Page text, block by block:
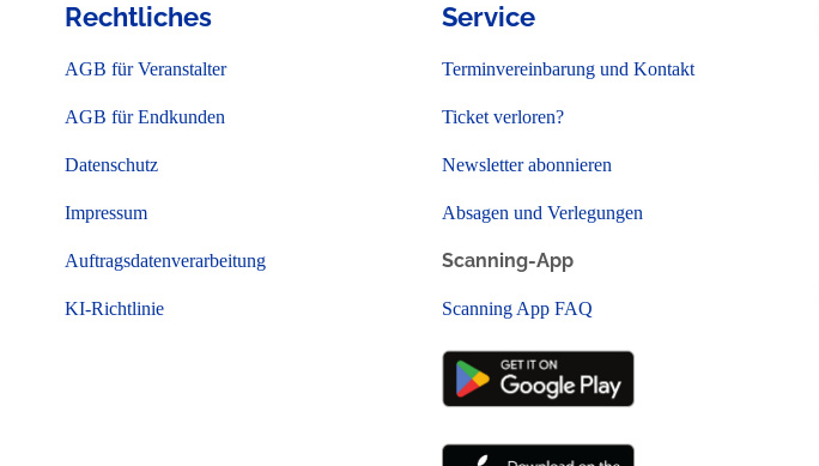
Rechtliches
AGB für Veranstalter
AGB für Endkunden
Datenschutz
Impressum
Auftragsdatenverarbeitung
KI-Richtlinie
Service
Terminvereinbarung und Kontakt
Ticket verloren?
Newsletter abonnieren
Absagen und Verlegungen
Scanning-App
Scanning App FAQ